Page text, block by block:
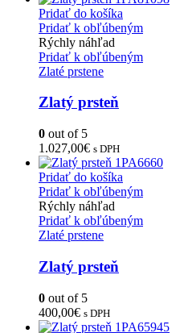
Pridať do košíka
Pridať k obľúbeným
Rýchly náhľad
Pridať k obľúbeným
Zlaté prstene
Zlatý prsteň
0 out of 5
1.027,00€ s DPH
Pridať do košíka
Pridať k obľúbeným
Rýchly náhľad
Pridať k obľúbeným
Zlaté prstene
Zlatý prsteň
0 out of 5
400,00€ s DPH